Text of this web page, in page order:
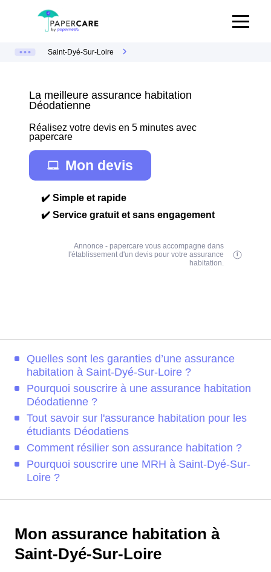
Saint-Dyé-Sur-Loire
La meilleure assurance habitation
Déodatienne
Réalisez votre devis en 5 minutes avec
papercare
Mon devis
✔️ Simple et rapide
✔️ Service gratuit et sans engagement
Annonce - papercare vous accompagne dans
l'établissement d'un devis pour votre assurance
habitation.
Quelles sont les garanties d’une assurance
habitation à Saint-Dyé-Sur-Loire ?
Pourquoi souscrire à une assurance habitation
Déodatienne ?
Tout savoir sur l'assurance habitation pour les
étudiants Déodatiens
Comment résilier son assurance habitation ?
Pourquoi souscrire une MRH à Saint-Dyé-Sur-
Loire ?
Mon assurance habitation à
Saint-Dyé-Sur-Loire